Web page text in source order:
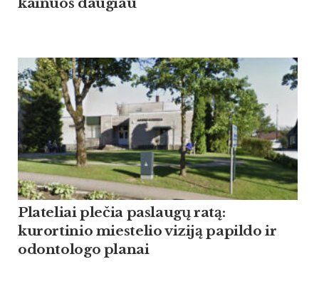
Plateliai plečia paslaugų ratą:
kurortinio miestelio viziją papildo ir
odontologo planai